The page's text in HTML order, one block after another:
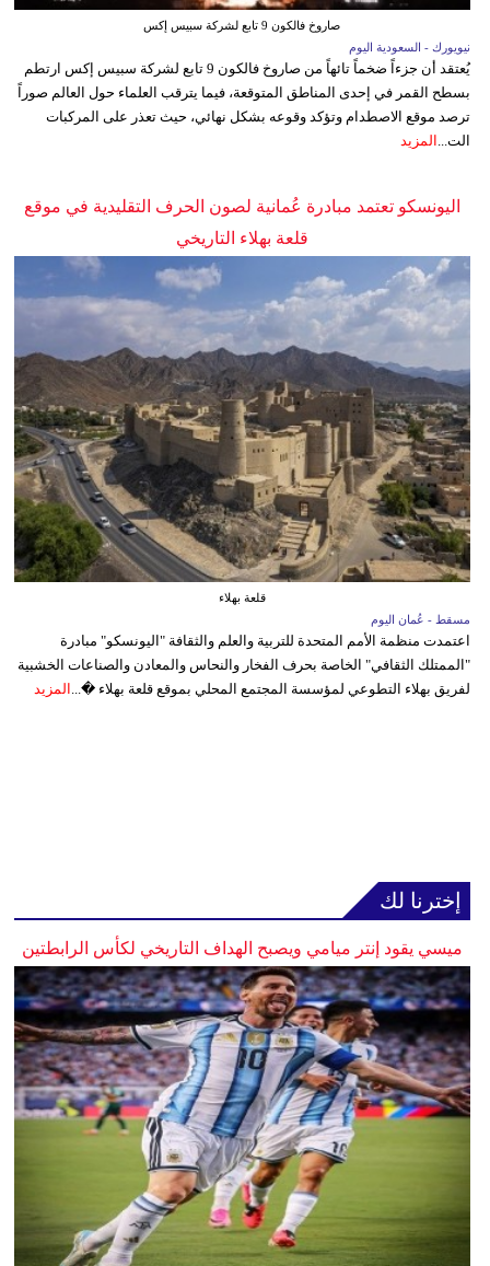
صاروخ فالكون 9 تابع لشركة سبيس إكس
نيويورك - السعودية اليوم
يُعتقد أن جزءاً ضخماً تائهاً من صاروخ فالكون 9 تابع لشركة سبيس إكس ارتطم
بسطح القمر في إحدى المناطق المتوقعة، فيما يترقب العلماء حول العالم صوراً
ترصد موقع الاصطدام وتؤكد وقوعه بشكل نهائي، حيث تعذر على المركبات
الت... المزيد
اليونسكو تعتمد مبادرة عُمانية لصون الحرف التقليدية في موقع
قلعة بهلاء التاريخي
قلعة بهلاء
مسقط - عُمان اليوم
اعتمدت منظمة الأمم المتحدة للتربية والعلم والثقافة "اليونسكو" مبادرة
"الممتلك الثقافي" الخاصة بحرف الفخار والنحاس والمعادن والصناعات الخشبية
لفريق بهلاء التطوعي لمؤسسة المجتمع المحلي بموقع قلعة بهلاء �... المزيد
إخترنا لك
ميسي يقود إنتر ميامي ويصبح الهداف التاريخي لكأس الرابطتين